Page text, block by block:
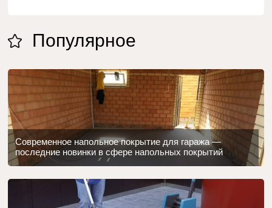
Популярное
Современное напольное покрытие для гаража —
последние новинки в сфере напольных покрытий